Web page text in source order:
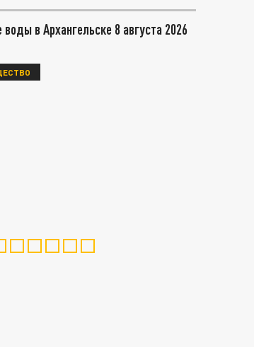
в Архангельске 8 августа 2026